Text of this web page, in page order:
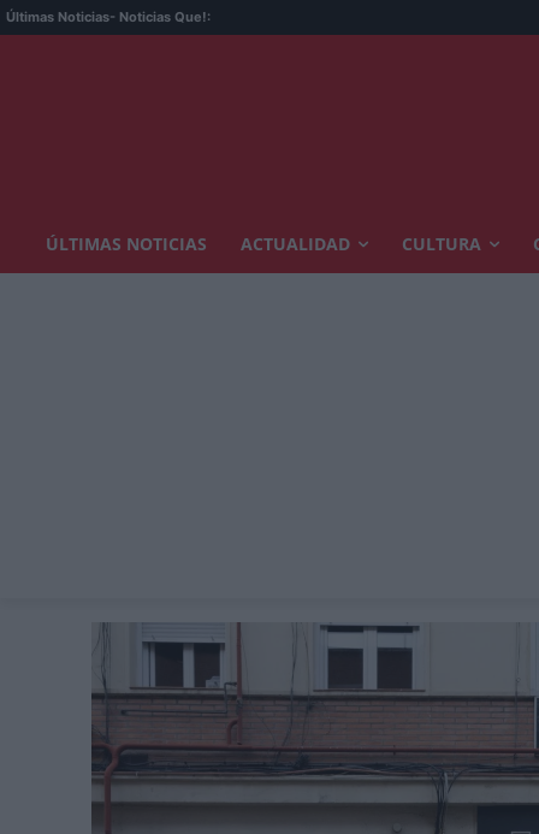
Últimas Noticias- Noticias Que!:
ÚLTIMAS NOTICIAS ACTUALIDAD CULTURA